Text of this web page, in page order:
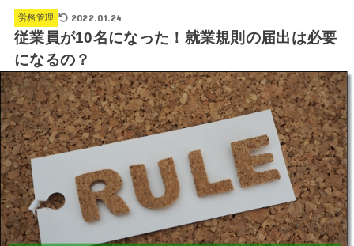
労務管理 2022.01.24
従業員が10名になった！就業規則の届出は必要
になるの？